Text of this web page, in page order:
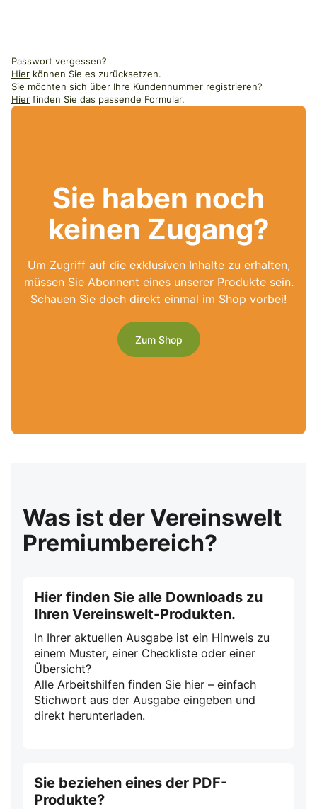
Passwort vergessen?
Hier können Sie es zurücksetzen.
Sie möchten sich über Ihre Kundennummer registrieren?
Hier finden Sie das passende Formular.
Sie haben noch
keinen Zugang?
Um Zugriff auf die exklusiven Inhalte zu erhalten,
müssen Sie Abonnent eines unserer Produkte sein.
Schauen Sie doch direkt einmal im Shop vorbei!
Zum Shop
Was ist der Vereinswelt
Premiumbereich?
Hier finden Sie alle Downloads zu
Ihren Vereinswelt-Produkten.
In Ihrer aktuellen Ausgabe ist ein Hinweis zu
einem Muster, einer Checkliste oder einer
Übersicht?
Alle Arbeitshilfen finden Sie hier – einfach
Stichwort aus der Ausgabe eingeben und
direkt herunterladen.
Sie beziehen eines der PDF-
Produkte?